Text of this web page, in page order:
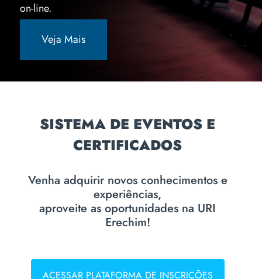
on-line.
Veja Mais
SISTEMA DE EVENTOS E
CERTIFICADOS
Venha adquirir novos conhecimentos e
experiências,
aproveite as oportunidades na URI
Erechim!
ACESSAR PLATAFORMA DE INSCRIÇÕES